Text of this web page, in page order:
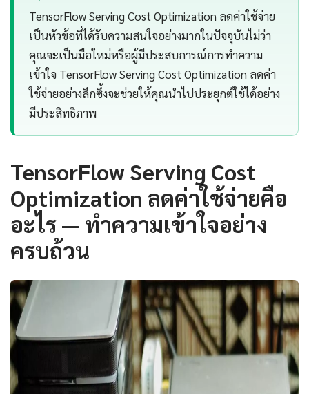
TensorFlow Serving Cost Optimization ลดค่าใช้จ่าย
เป็นหัวข้อที่ได้รับความสนใจอย่างมากในปัจจุบันไม่ว่า
คุณจะเป็นมือใหม่หรือผู้มีประสบการณ์การทำความ
เข้าใจ TensorFlow Serving Cost Optimization ลดค่า
ใช้จ่ายอย่างลึกซึ้งจะช่วยให้คุณนำไปประยุกต์ใช้ได้อย่าง
มีประสิทธิภาพ
TensorFlow Serving Cost
Optimization ลดค่าใช้จ่ายคือ
อะไร — ทำความเข้าใจอย่าง
ครบถ้วน